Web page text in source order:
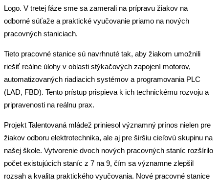
Logo. V tretej fáze sme sa zamerali na prípravu žiakov na
odborné súťaže a praktické vyučovanie priamo na nových
pracovných staniciach.
Tieto pracovné stanice sú navrhnuté tak, aby žiakom umožnili
riešiť reálne úlohy v oblasti stýkačových zapojení motorov,
automatizovaných riadiacich systémov a programovania PLC
(LAD, FBD). Tento prístup prispieva k ich technickému rozvoju a
pripravenosti na reálnu prax.
Projekt Talentovaná mládež priniesol významný prínos nielen pre
žiakov odboru elektrotechnika, ale aj pre širšiu cieľovú skupinu na
našej škole. Vytvorenie dvoch nových pracovných staníc rozšírilo
počet existujúcich staníc z 7 na 9, čím sa významne zlepšil
rozsah a kvalita praktického vyučovania. Nové pracovné stanice